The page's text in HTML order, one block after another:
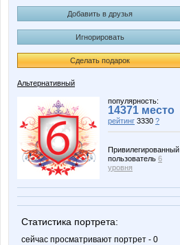
Добавить в друзья
Игнорировать
Сделать подарок
Альтернативный
популярность:
14371 место
рейтинг 3330 ?
Привилегированный
пользователь 6
уровня
Статистика портрета:
сейчас просматривают портрет - 0